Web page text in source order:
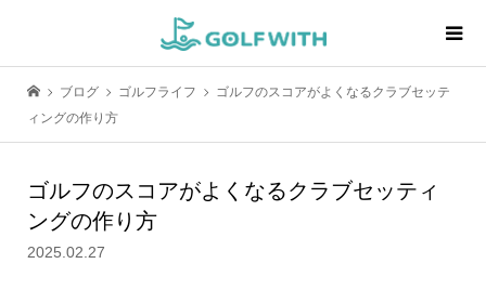
ブログ ゴルフライフ
ゴルフのスコアがよくなるクラブセッテ
ィングの作り方
ゴルフのスコアがよくなるクラブセッティ
ングの作り方
2025.02.27